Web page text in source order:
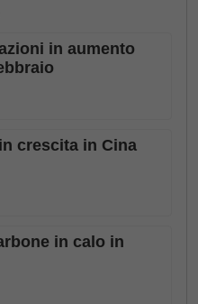
in aumento
crescita in Cina
in calo in